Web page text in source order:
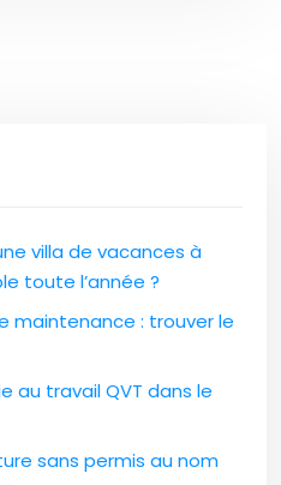
villa de vacances à
toute l’année ?
maintenance : trouver le
au travail QVT dans le
sans permis au nom